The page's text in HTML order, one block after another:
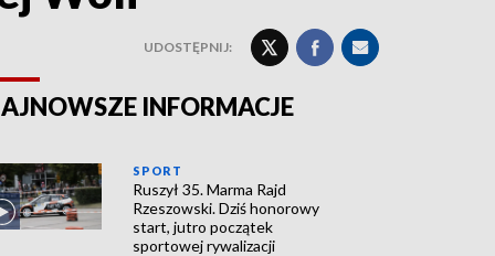
UDOSTĘPNIJ:
INFORMACJE
SPORT
Ruszył 35. Marma Rajd
Rzeszowski. Dziś honorowy
start, jutro początek
sportowej rywalizacji